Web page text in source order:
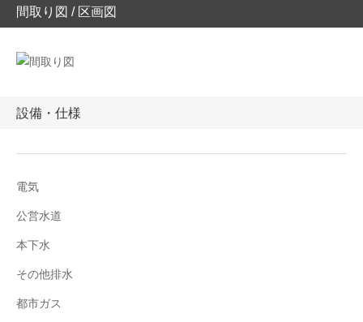
間取り図 / 区画図
設備・仕様
電気
公営水道
本下水
その他排水
都市ガス